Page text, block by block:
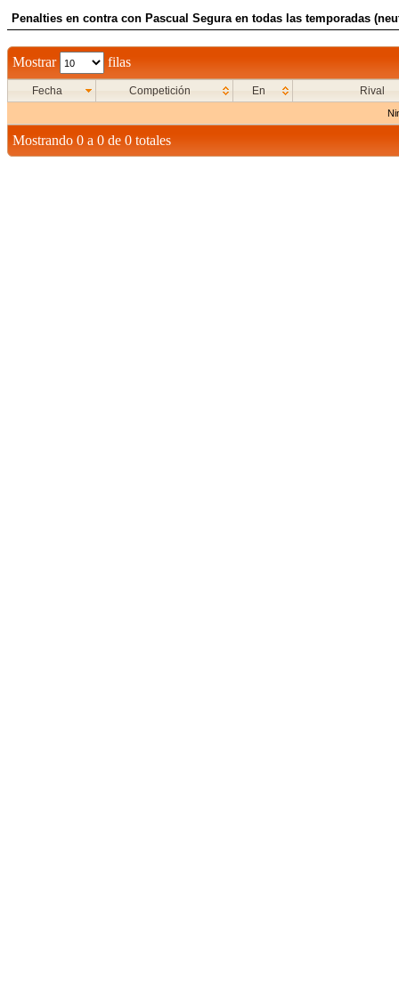
Penalties en contra con Pascual Segura en todas las temporadas
Mostrar filas
Fecha Competición En Rival
Mostrando 0 a 0 de 0 totales